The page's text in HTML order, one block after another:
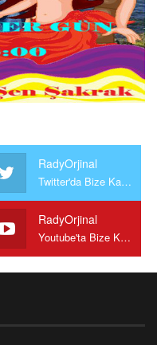
RadyOrjinal
Twitter'da Bize Katılın
RadyOrjinal
Youtube'ta Bize Katılın